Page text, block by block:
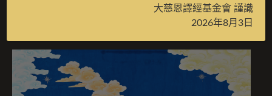
大慈恩譯經基金會 謹識
2026年8月3日